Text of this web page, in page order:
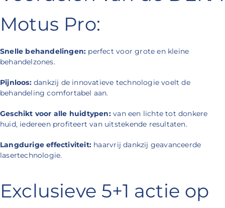
Motus Pro:
Snelle behandelingen: perfect voor grote en kleine
behandelzones.
Pijnloos:dankzij de innovatieve technologie voelt de
behandeling comfortabel aan.
Geschikt voor alle huidtypen:van een lichte tot donkere
huid, iedereen profiteert van uitstekende resultaten.
Langdurige effectiviteit: haarvrij dankzij geavanceerde
lasertechnologie.
Exclusieve 5+1 actie op